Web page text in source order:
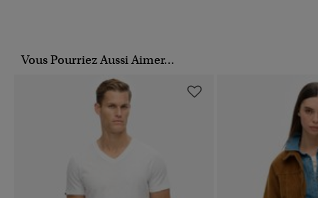
Vous Pourriez Aussi Aimer...